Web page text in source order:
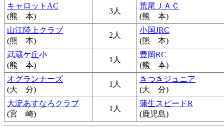
キャロットAC
(熊 本)
3人
荒尾ＪＡＣ
(熊 本)
山江陸上クラブ
(熊 本)
2人
小国JRC
(熊 本)
武蔵ケ丘小
(熊 本)
1人
豊岡RC
(熊 本)
オグランナーズ
(大 分)
1人
きつきジュニア
(大 分)
大淀あすなろクラブ
(宮 崎)
1人
蒲生スピードR
(鹿児島)